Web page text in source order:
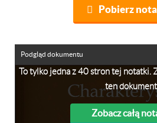
Pobierz
To tylko jedna z 40 stron tej notatki.
ten
Zobacz całą
Podgląd dokumentu